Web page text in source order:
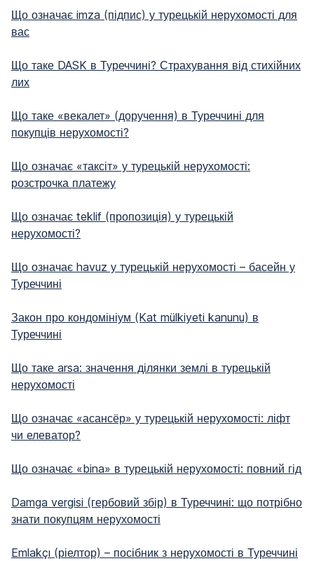
Що означає imza (підпис) у турецькій нерухомості для
вас
Що таке DASK в Туреччині? Страхування від стихійних
лих
Що таке «векалет» (доручення) в Туреччині для
покупців нерухомості?
Що означає «таксіт» у турецькій нерухомості:
розстрочка платежу
Що означає teklif (пропозиція) у турецькій
нерухомості?
Що означає havuz у турецькій нерухомості – басейн у
Туреччині
Закон про кондомініум (Kat mülkiyeti kanunu) в
Туреччині
Що таке arsa: значення ділянки землі в турецькій
нерухомості
Що означає «асансёр» у турецькій нерухомості: ліфт
чи елеватор?
Що означає «bina» в турецькій нерухомості: повний гід
Damga vergisi (гербовий збір) в Туреччині: що потрібно
знати покупцям нерухомості
Emlakçı (ріелтор) – посібник з нерухомості в Туреччині